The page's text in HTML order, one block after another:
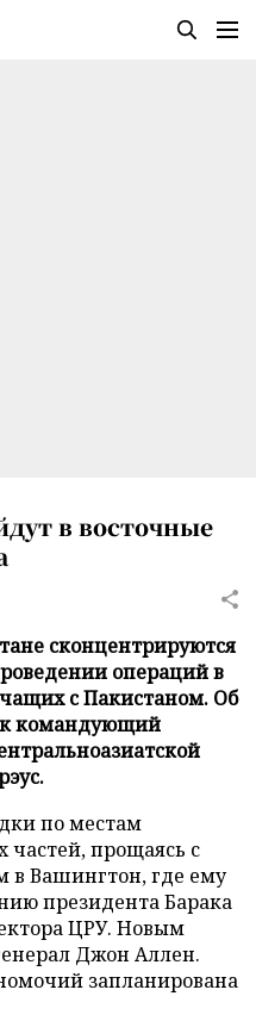
в восточные
сконцентрируются
операций в
с Пакистаном. Об
командующий
по местам
прощаясь с
в Вашингтон, где ему
президента Барака
ЦРУ. Новым
Джон Аллен.
запланирована